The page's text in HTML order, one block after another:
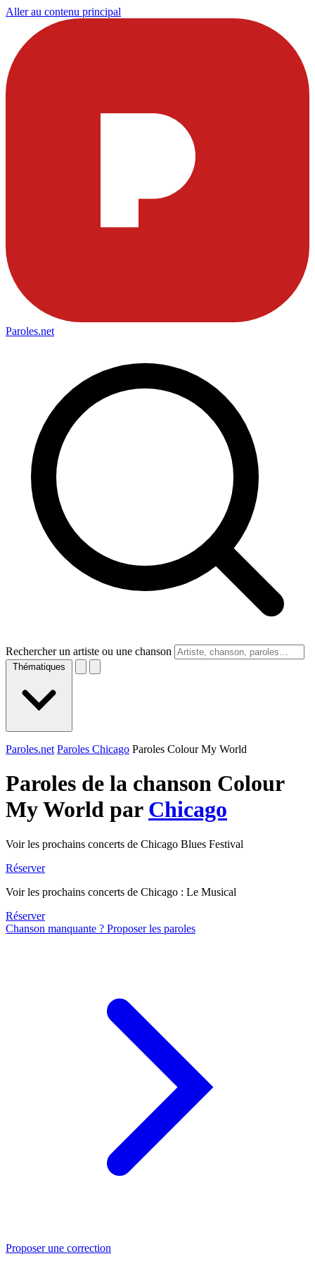
Aller au contenu principal
Paroles.net
Rechercher un artiste ou une chanson
Thématiques
Paroles.net Paroles Chicago Paroles Colour My World
Paroles de la chanson Colour
My World par Chicago
Voir les prochains concerts de Chicago Blues Festival
Réserver
Voir les prochains concerts de Chicago : Le Musical
Réserver
Chanson manquante ? Proposer les paroles
Proposer une correction